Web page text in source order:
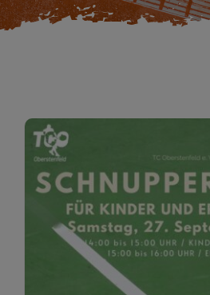
Restaurant
Über uns
Info
Platz buchen